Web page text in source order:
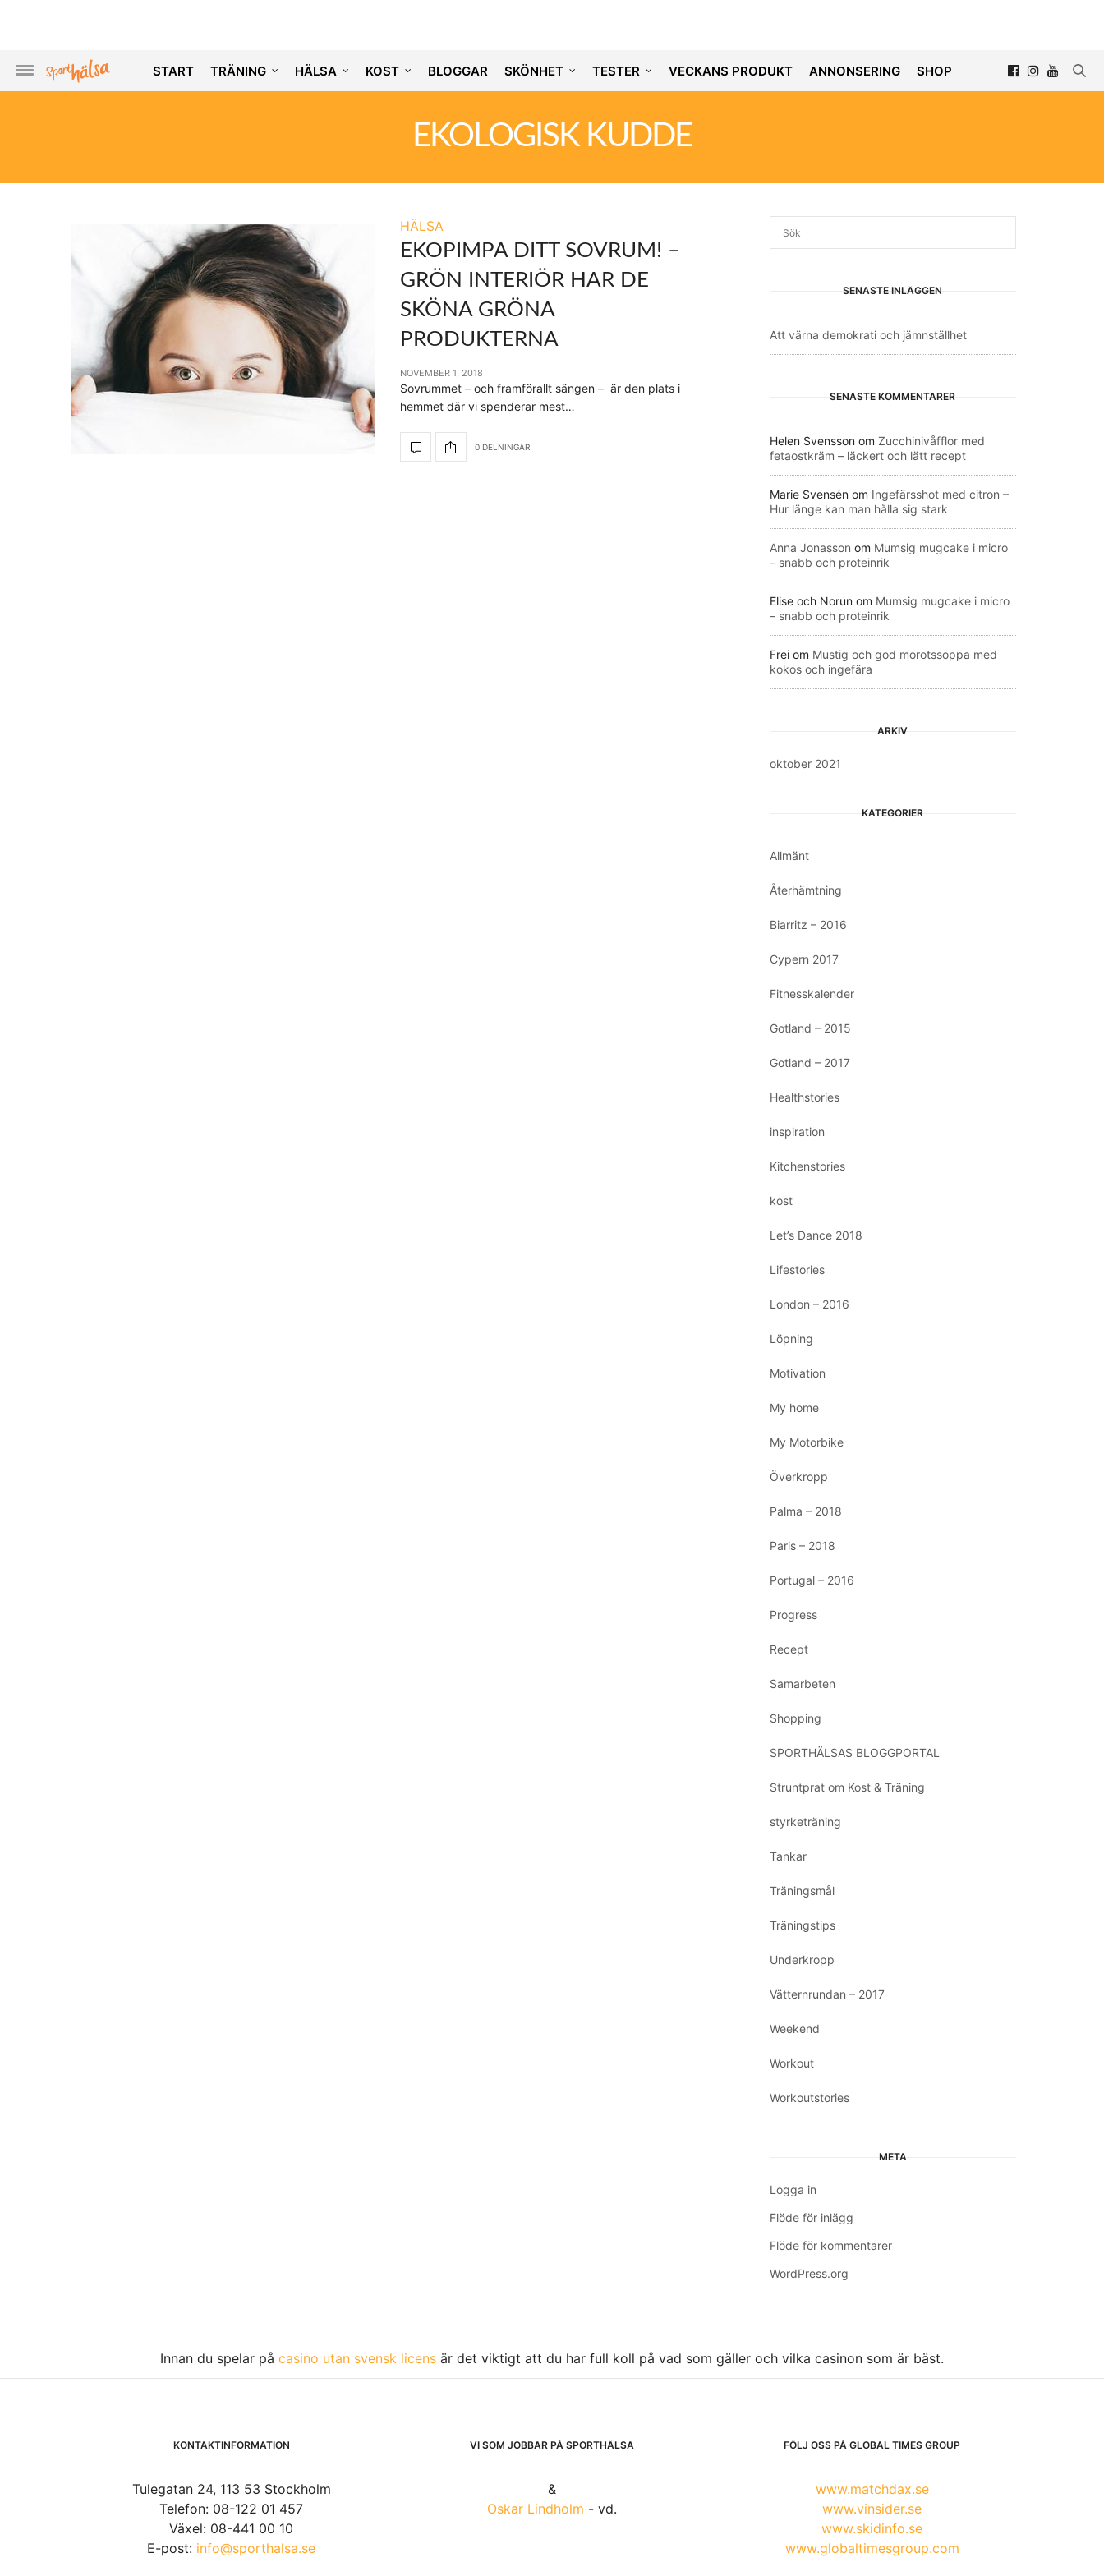
START TRÄNING HÄLSA KOST BLOGGAR SKÖNHET TESTER VECKANS PRODUKT ANNONSERING SHOP
EKOLOGISK KUDDE
HÄLSA
EKOPIMPA DITT SOVRUM! –
GRÖN INTERIÖR HAR DE
SKÖNA GRÖNA
PRODUKTERNA
NOVEMBER 1, 2018
Sovrummet – och framförallt sängen – är den plats i
hemmet där vi spenderar mest…
0 DELNINGAR
SENASTE INLÄGGEN
Att värna demokrati och jämnställhet
SENASTE KOMMENTARER
Helen Svensson om Zucchinivåfflor med
fetaostkräm – läckert och lätt recept
Marie Svensén om Ingefärsshot med citron –
Hur länge kan man hålla sig stark
Anna Jonasson om Mumsig mugcake i micro
– snabb och proteinrik
Elise och Norun om Mumsig mugcake i micro
– snabb och proteinrik
Frei om Mustig och god morotssoppa med
kokos och ingefära
ARKIV
oktober 2021
KATEGORIER
Allmänt
Återhämtning
Biarritz – 2016
Cypern 2017
Fitnesskalender
Gotland – 2015
Gotland – 2017
Healthstories
inspiration
Kitchenstories
kost
Let’s Dance 2018
Lifestories
London – 2016
Löpning
Motivation
My home
My Motorbike
Överkropp
Palma – 2018
Paris – 2018
Portugal – 2016
Progress
Recept
Samarbeten
Shopping
SPORTHÄLSAS BLOGGPORTAL
Struntprat om Kost & Träning
styrketräning
Tankar
Träningsmål
Träningstips
Underkropp
Vätternrundan – 2017
Weekend
Workout
Workoutstories
META
Logga in
Flöde för inlägg
Flöde för kommentarer
WordPress.org
Innan du spelar på casino utan svensk licens är det viktigt att du har full koll på vad som gäller och vilka casinon som är bäst.
KONTAKTINFORMATION
Tulegatan 24, 113 53 Stockholm
Telefon: 08-122 01 457
Växel: 08-441 00 10
E-post: info@sporthalsa.se
VI SOM JOBBAR PÅ SPORTHÄLSA
&
Oskar Lindholm - vd.
FÖLJ OSS PÅ GLOBAL TIMES GROUP
www.matchdax.se
www.vinsider.se
www.skidinfo.se
www.globaltimesgroup.com